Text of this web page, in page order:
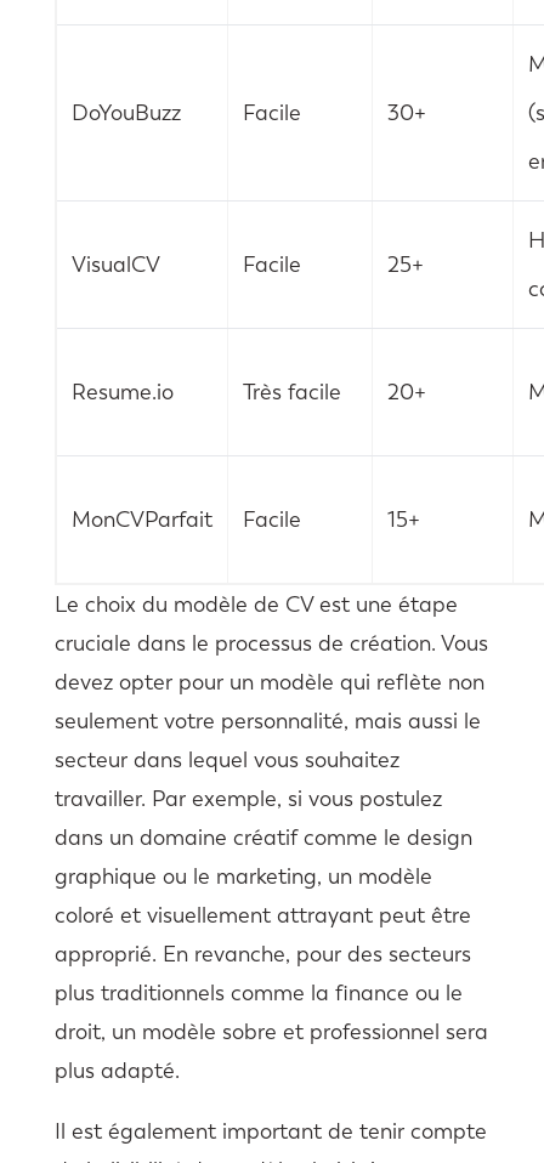
DoYouBuzz Facile 30+
VisualCV Facile 25+
Resume.io Très facile 20+
MonCVParfait Facile 15+
Le choix du modèle de CV est une étape
cruciale dans le processus de création. Vous
devez opter pour un modèle qui reflète non
seulement votre personnalité, mais aussi le
secteur dans lequel vous souhaitez
travailler. Par exemple, si vous postulez
dans un domaine créatif comme le design
graphique ou le marketing, un modèle
coloré et visuellement attrayant peut être
approprié. En revanche, pour des secteurs
plus traditionnels comme la finance ou le
droit, un modèle sobre et professionnel sera
plus adapté.
Il est également important de tenir compte